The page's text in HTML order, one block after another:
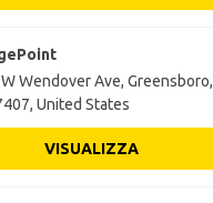
Wendover Ave, Greensboro,
United States
VISUALIZZA